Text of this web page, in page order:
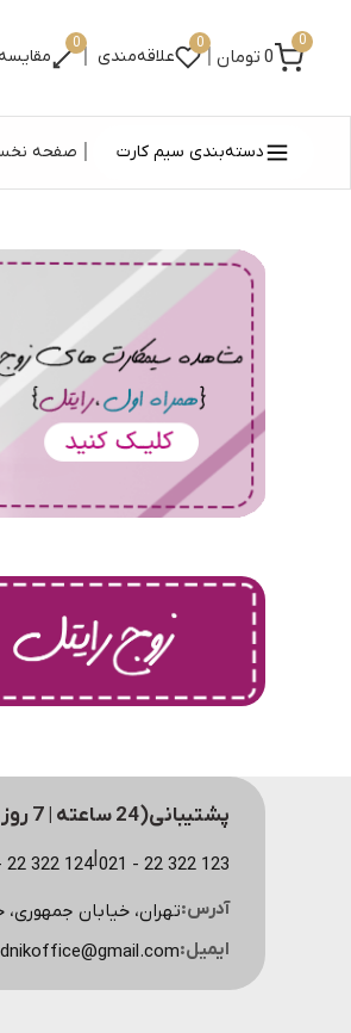
0
0 تومان |
0
علاقه‌مندی |
0
دسته‌بندی سیم کارت صفحه
پشتیبانی(24 ساعته | 7 روز هفته)
123 322 22 - 021
124 322 22 - 021
آدرس:تهران، خیابان جمهوری، خیابان
ایمیل: